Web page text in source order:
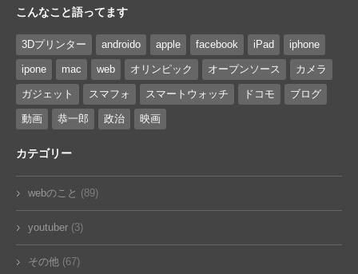
こんなこと語ってます
3Dプリンター androido apple facebook iPad iphone
ipone mac web オリンピック オープンソース カメラ
ガジェット スマフォ スマートウォッチ ドコモ ブログ
動画 恭一郎 政治 映画
カテゴリー
webのこと (89)
youtuber (3)
その他 (67)